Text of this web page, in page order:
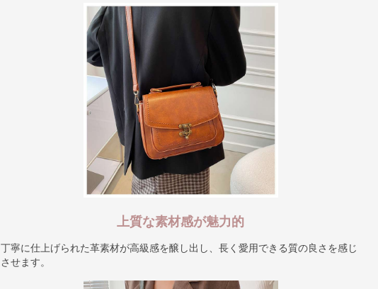
上質な素材感が魅力的
丁寧に仕上げられた革素材が高級感を醸し出し、長く愛用できる質の良さを感じ
させます。